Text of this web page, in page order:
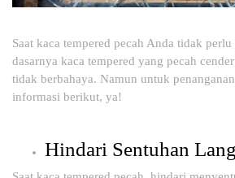
Saat kaca tempered pecah Anda tidak
dasarnya kaca tempered yang pecah
tidak berbahaya. Namun untuk
informasi berikut, ya!
Hindari Sentuhan